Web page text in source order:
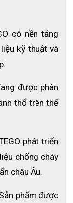
đầu sau 12-18
cảm giác thoải
làm việc như
phù hợp.
có nền tảng
kỹ thuật và
được phân
thổ trên thế
phát triển
chống cháy
châu Âu.
Sản phẩm được